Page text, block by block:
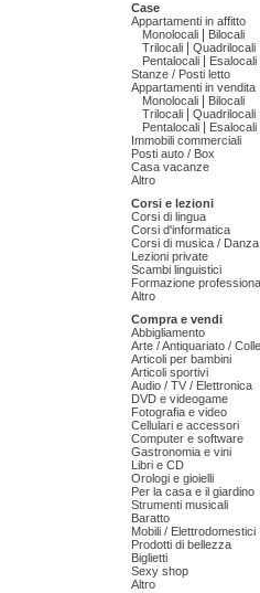
Case
Appartamenti in affitto
Monolocali
Bilocali
Trilocali
Quadrilocali
Pentalocali
Esalocali
Stanze / Posti letto
Appartamenti in vendita
Monolocali
Bilocali
Trilocali
Quadrilocali
Pentalocali
Esalocali
Immobili commerciali
Posti auto / Box
Casa vacanze
Altro
Corsi e lezioni
Corsi di lingua
Corsi d'informatica
Corsi di musica /
Lezioni private
Scambi linguistici
Formazione
Altro
Compra e vendi
Abbigliamento
Arte / Antiquariato /
Articoli per bambini
Articoli sportivi
Audio / TV / Elettronica
DVD e videogame
Fotografia e video
Cellulari e accessori
Computer e software
Gastronomia e vini
Libri e CD
Orologi e gioielli
Per la casa e il giardino
Strumenti musicali
Baratto
Mobili / Elettrodomestici
Prodotti di bellezza
Biglietti
Sexy shop
Altro